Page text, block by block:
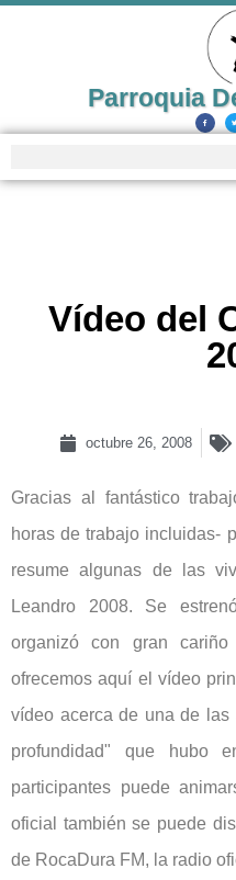
Parroquia
Vídeo del
octubre 26, 2008
Gracias al fantástico
horas de trabajo incluidas-
resume algunas de las
Leandro 2008. Se
organizó con gran
ofrecemos aquí el vídeo
vídeo acerca de una de
profundidad" que hubo
participantes puede
oficial también se puede
de RocaDura FM, la radio